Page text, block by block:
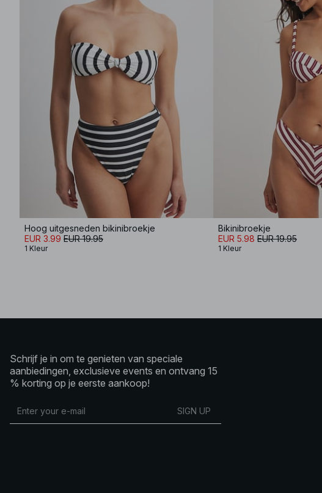
Hoog uitgesneden bikinibroekje
EUR 3.99 EUR 19.95
1 Kleur
Bikinibroekje
EUR 5.98 EUR 19.95
1 Kleur
Schrijf je in om te genieten van speciale
aanbiedingen, exclusieve events en ontvang 15
% korting op je eerste aankoop!
SIGN UP